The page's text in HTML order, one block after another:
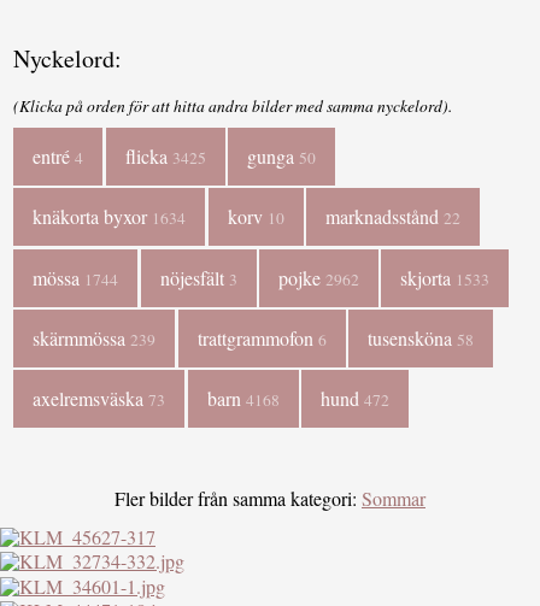
Nyckelord:
(Klicka på orden för att hitta andra bilder med samma nyckelord).
entré4 flicka 3425 gunga 50
knäkorta byxor 1634 korv 10 marknadsstånd 22
mössa 1744 nöjesfält 3 pojke 2962 skjorta 1533
skärmmössa 239 trattgrammofon 6 tusensköna 58
axelremsväska73 barn 4168 hund 472
Fler bilder från samma kategori: Sommar